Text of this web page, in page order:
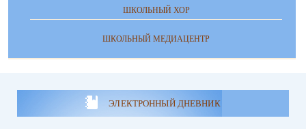
ШКОЛЬНЫЙ ХОР
ШКОЛЬНЫЙ МЕДИАЦЕНТР
ЭЛЕКТРОННЫЙ ДНЕВНИК